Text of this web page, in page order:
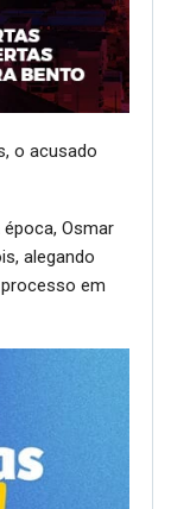
o acusado
Osmar
alegando
em